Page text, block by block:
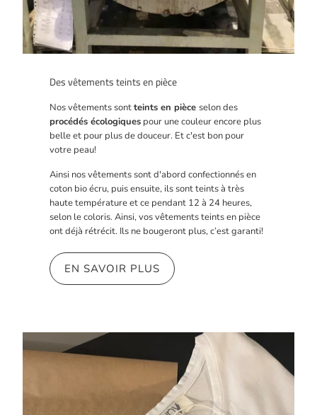
Des vêtements teints en pièce
Nos vêtements sontteints en pièceselon des
procédés écologiques pour une couleur encore plus
belle et pour plus de douceur. Et c'est bon pour
votre peau!
Ainsi nos vêtements sont d'abord confectionnés en
coton bio écru, puis ensuite, ils sont teints à très
haute température et ce pendant 12 à 24 heures,
selon le coloris. Ainsi, vos vêtements teints en pièce
ont déjà rétrécit. Ils ne bougeront plus, c’est garanti!
EN SAVOIR PLUS